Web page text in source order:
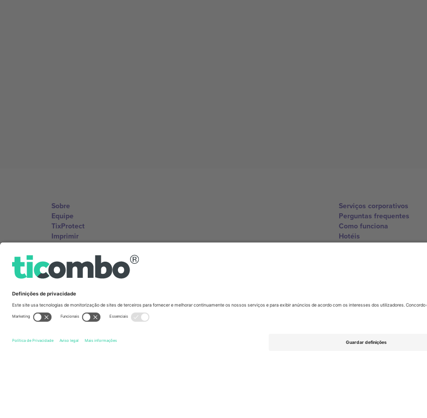
Sobre
Equipe
TixProtect
Imprimir
Termos e Condições
Programa de afiliados
Serviços corporativos
Perguntas frequentes
Como funciona
Hotéis
Central da Copa do Mundo